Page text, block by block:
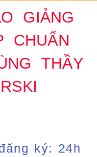
GIẢNG
CHUẨN
THẦY
ký: 24h